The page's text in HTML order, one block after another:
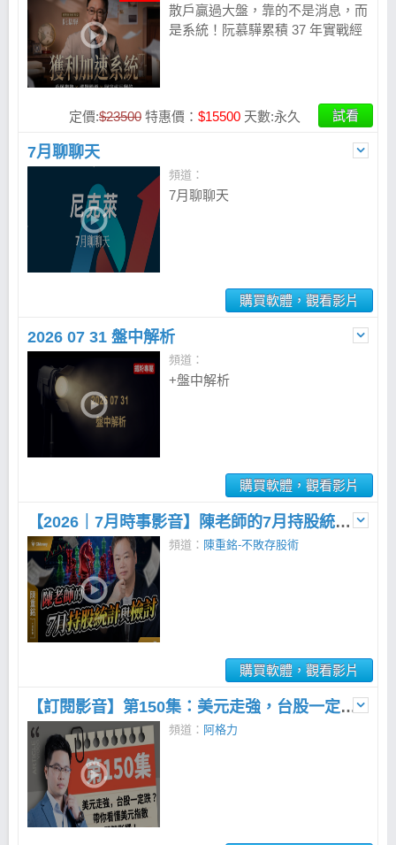
散戶贏過大盤，靠的不是消息，而
是系統！阮慕驊累積 37 年實戰經
總經指標提前布局、三層漏斗篩出
潛力飆股，再搭配 AI 投資檢核工
具，30 分鐘建立個人投資策略。
用系統取代猜測、用紀律放大獲
利，把市場波動變成資產加速成長
的機會！
定價:$23500 特惠價： $15500 天數:永久 試看
7月聊聊天
頻道：
7月聊聊天
購買軟體，觀看影片
2026 07 31 盤中解析
頻道：
+盤中解析
購買軟體，觀看影片
【2026｜7月時事影音】陳老師的7月持股統計與檢討
頻道： 陳重銘-不敗存股術
購買軟體，觀看影片
【訂閱影音】第150集：美元走強，台股一定跌？看懂美元指數關鍵影響！
頻道： 阿格力